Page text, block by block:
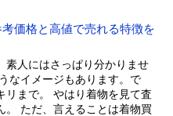
価格と高値で売れる特徴を
素人にはさっぱり分かりませ
なイメージもあります。で
リまで。 やはり着物を見て査
。 ただ、言えることは着物買